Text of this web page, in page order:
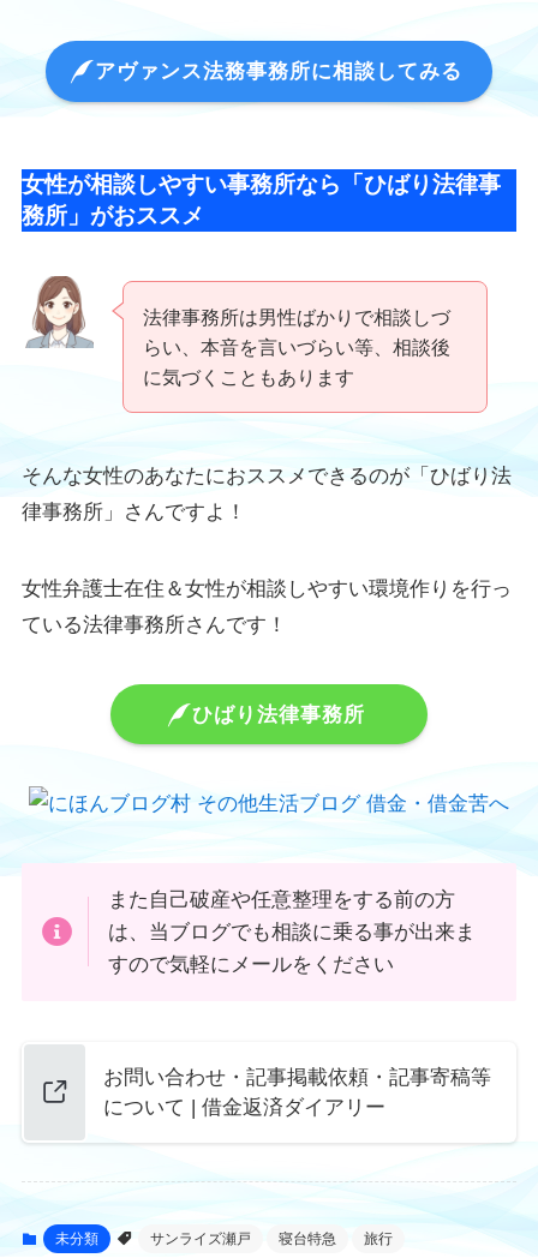
アヴァンス法務事務所に相談してみる
女性が相談しやすい事務所なら「ひばり法律事
務所」がおススメ
法律事務所は男性ばかりで相談しづ
らい、本音を言いづらい等、相談後
に気づくこともあります
そんな女性のあなたにおススメできるのが「ひばり法
律事務所」さんですよ！
女性弁護士在住＆女性が相談しやすい環境作りを行っ
ている法律事務所さんです！
ひばり法律事務所
また自己破産や任意整理をする前の方
は、当ブログでも相談に乗る事が出来ま
すので気軽にメールをください
お問い合わせ・記事掲載依頼・記事寄稿等
について | 借金返済ダイアリー
未分類 サンライズ瀬戸 寝台特急 旅行